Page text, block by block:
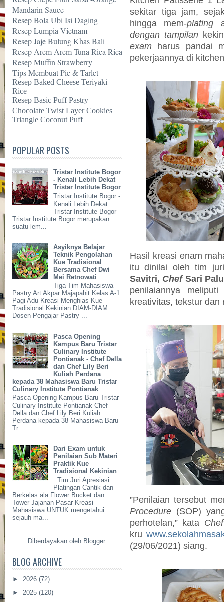
Mandarin Sauce
Resep Bola Ubi Isi Daging
Resep Lumpia Vietnam
Resep Jaje Bulung Khas Bali
Resep Arem Arem Tuna Rica Rica
Resep Muffin Strawberry
Tips Membuat Pie & Tarlet
Resep Baked Cheese Teriyaki
Rice
Resep Basic Puff Pastry
Chocolate Twist Layer Cookies
Triangle Coconut Puff
POPULAR POSTS
Tristar Institute Bogor
- Kenali Lebih Dekat
Tristar Institute Bogor
Tristar Institute Bogor -
Kenali Lebih Dekat
Tristar Institute Bogor
Tristar Institute Bogor merupakan
suatu lem...
Asyiknya Belajar
Teknik Pengolahan
Kue Tradisional
Bersama Chef Dwi
Mei Retnowati
Tiga Tim Mahasiswa
Pastry Art Akpar Majapahit Kelas A-1
Pagi Adu Kreasi Menghias Kue
Tradisional Kekinian DIAM-DIAM
Dosen Pengajar Pastry ...
Pasca Opening
Kampus Baru Tristar
Culinary Institute
Pontianak - Chef Della
dan Chef Lily Beri
Kuliah Perdana
kepada 38 Mahasiswa Baru Tristar
Culinary Institute Pontianak
Pasca Opening Kampus Baru Tristar
Culinary Institute Pontianak Chef
Della dan Chef Lily Beri Kuliah
Perdana kepada 38 Mahasiswa Baru
Tr...
Dari Exam untuk
Penilaian Sub Materi
Praktik Kue
Tradisional Kekinian
Tim Juri Apresiasi
Platingan Cantik dan
Berkelas ala Flower Bucket dan
Tower Jajanan Pasar Kreasi
Mahasiswa UNTUK mengetahui
sejauh ma...
Diberdayakan oleh Blogger.
BLOG ARCHIVE
► 2026 (72)
► 2025 (120)
sekitar tiga jam,
hingga mem-plating
dengan tampilan
exam harus pandai
pekerjaannya di
Hasil kreasi enam
itu dinilai oleh tim
Savitri, ChefSari
penilaiannya
kreativitas, tekstur dan
”Penilaian tersebut
Procedure (SOP)
perhotelan,” kata Chef
kru
(29/06/2021) siang.